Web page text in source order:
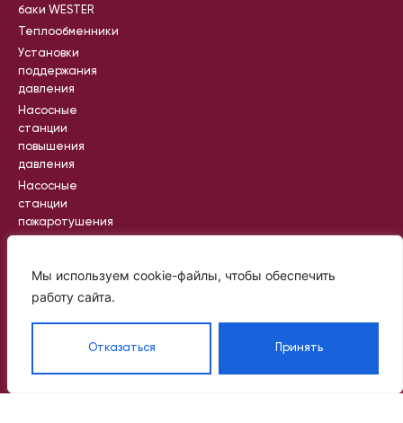
Мы используем cookie-файлы, чтобы обеспечить
работу сайта.
Отказаться Принять
баки WESTER
Теплообменники
Установки
поддержания
давления
Насосные
станции
повышения
давления
Насосные
станции
пожаротушения
станции
Вся информация на сайте носит
справочный характер и не является
статьей 437 ГК РФ